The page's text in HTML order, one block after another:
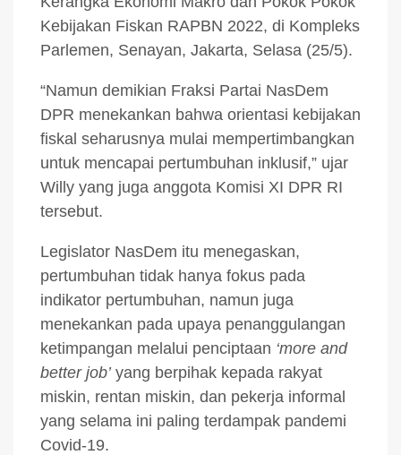
Kebijakan Fiskan RAPBN 2022, di Kompleks
Parlemen, Senayan, Jakarta, Selasa (25/5).
“Namun demikian Fraksi Partai NasDem
DPR menekankan bahwa orientasi kebijakan
fiskal seharusnya mulai mempertimbangkan
untuk mencapai pertumbuhan inklusif,” ujar
Willy yang juga anggota Komisi XI DPR RI
tersebut.
Legislator NasDem itu menegaskan,
pertumbuhan tidak hanya fokus pada
indikator pertumbuhan, namun juga
menekankan pada upaya penanggulangan
ketimpangan melalui penciptaan ‘more and
better job’ yang berpihak kepada rakyat
miskin, rentan miskin, dan pekerja informal
yang selama ini paling terdampak pandemi
Covid-19.